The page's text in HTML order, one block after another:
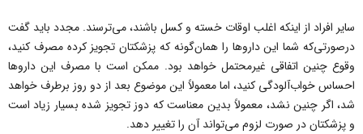
سایر افراد از اینکه اغلب اوقات خسته و کسل باشند، می‌ترسند. مجدد باید گفت
درصورتی‌که شما این داروها را همان‌گونه که پزشکتان تجویز کرده مصرف کنید،
وقوع چنین اتفاقی غیرمحتمل خواهد بود. ممکن است با مصرف این داروها
احساس خواب‌آلودگی کنید، اما معمولاً این موضوع بعد از دو روز برطرف خواهد
شد، اگر چنین نشد، معمولاً بدین معناست که دوز تجویز شده بسیار زیاد است
و پزشکتان در صورت لزوم می‌تواند آن را تغییر دهد.